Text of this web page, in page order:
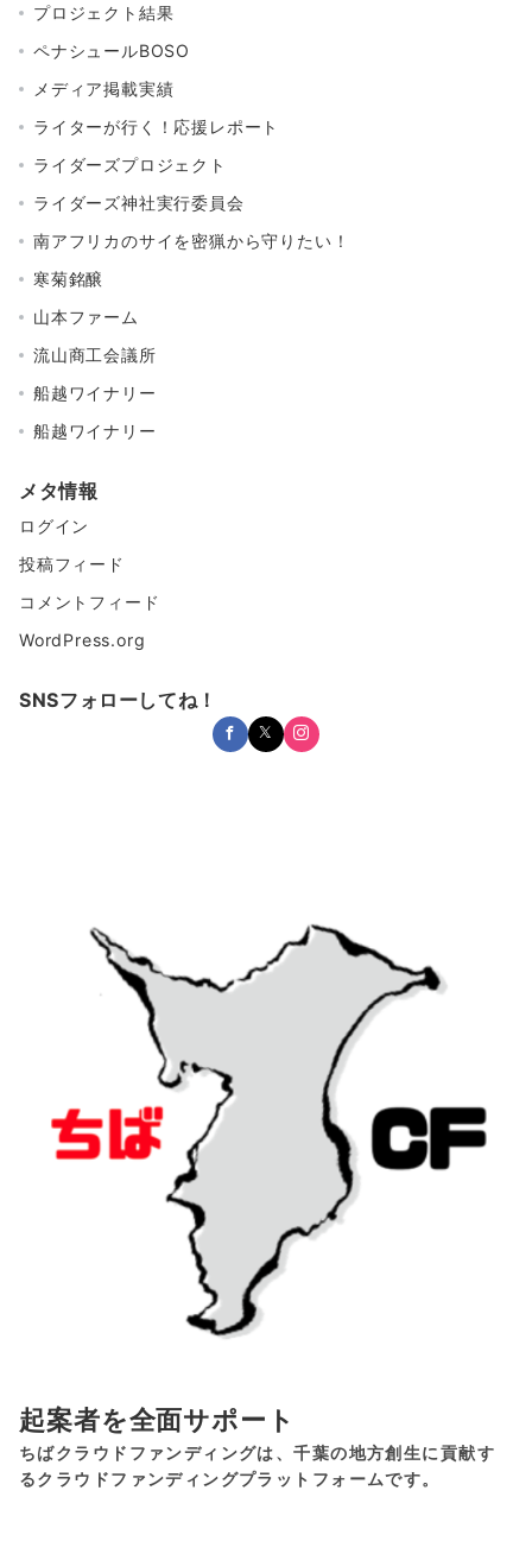
プロジェクト結果
ペナシュールBOSO
メディア掲載実績
ライターが行く！応援レポート
ライダーズプロジェクト
ライダーズ神社実行委員会
南アフリカのサイを密猟から守りたい！
寒菊銘醸
山本ファーム
流山商工会議所
船越ワイナリー
船越ワイナリー
メタ情報
ログイン
投稿フィード
コメントフィード
WordPress.org
SNSフォローしてね！
起案者を全面サポート
ちばクラウドファンディングは、千葉の地方創生に貢献す
るクラウドファンディングプラットフォームです。